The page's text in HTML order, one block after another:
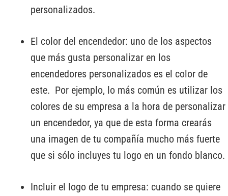
personalizados.
El color del encendedor: uno de los aspectos
que más gusta personalizar en los
encendedores personalizados es el color de
este. Por ejemplo, lo más común es utilizar los
colores de su empresa a la hora de personalizar
un encendedor, ya que de esta forma crearás
una imagen de tu compañía mucho más fuerte
que si sólo incluyes tu logo en un fondo blanco.
Incluir el logo de tu empresa: cuando se quiere